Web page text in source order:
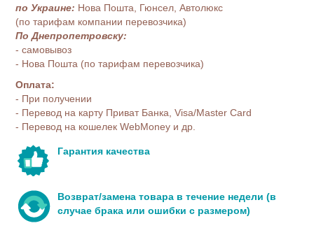
по Украине: Нова Пошта, Гюнсел, Автолюкс
(по тарифам компании перевозчика)
По Днепропетровску:
- самовывоз
- Нова Пошта (по тарифам перевозчика)
Оплата:
- При получении
- Перевод на карту Приват Банка, Visa/Master Card
- Перевод на кошелек WebMoney и др.
Гарантия качества
Возврат/замена товара в течение недели (в
случае брака или ошибки с размером)